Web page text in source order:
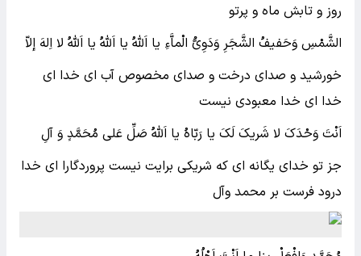
روز و تابش ماه و پرتو
الشَّمْسِ وَحَفیفُ الشَّجَرِ وَدَوِىُّ الْماَّءِ یا اَللّهُ یا اَللّهُ یا اَللّهُ لا اِلهَ إلاّ
خورشید و صداى درخت و صداى مخصوص آب اى خدا اى
خدا اى خدا معبودى نیست
اَنْتَ وَحْدَکَ لا شَریکَ لَکَ یا رَبّاهُ یا اَللّهُ صَلِّ عَلى مُحَمَّدٍ وَ آلِ
جز تو خداى یگانه اى که شریکى برایت نیست پروردگارا اى خدا
درود فرست بر محمد وآل